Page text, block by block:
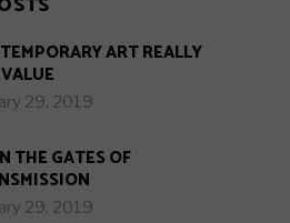
ART REALLY
29, 2019
THE GATES OF
29, 2019